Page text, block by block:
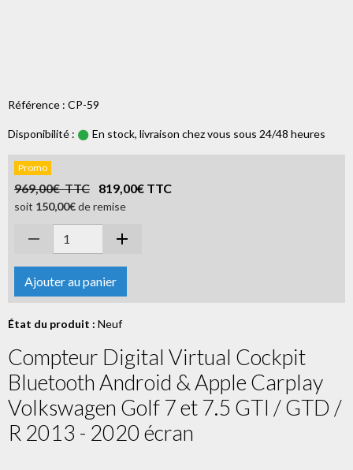
Référence : CP-59
Disponibilité : En stock, livraison chez vous sous 24/48 heures
Promo
969,00€ TTC 819,00€ TTC
soit 150,00€de remise
Ajouter au panier
État du produit : Neuf
Compteur Digital Virtual Cockpit
Bluetooth Android & Apple Carplay
Volkswagen Golf 7 et 7.5 GTI / GTD /
R 2013 - 2020 écran